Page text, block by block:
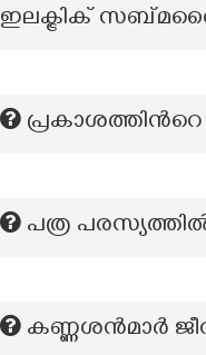
ഇലക്ട്രിക്
പ്രകാശത്തിൻറെ
പത്ര പരസ്യത്തിൽ
കണ്ണശൻമാർ